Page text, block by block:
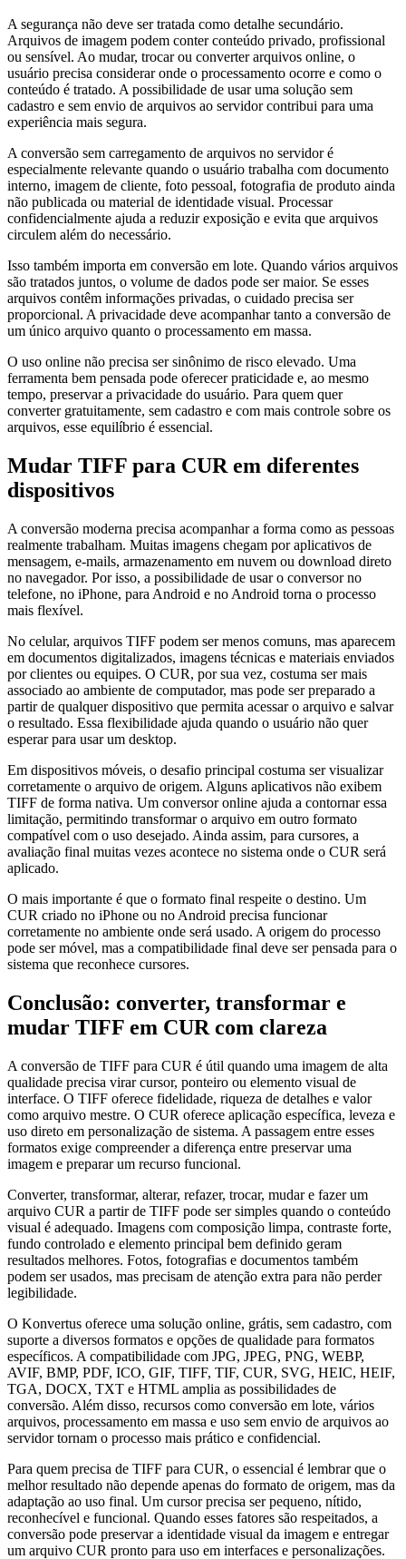
A segurança não deve ser tratada como detalhe secundário.
Arquivos de imagem podem conter conteúdo privado, profissional
ou sensível. Ao mudar, trocar ou converter arquivos online, o
usuário precisa considerar onde o processamento ocorre e como o
conteúdo é tratado. A possibilidade de usar uma solução sem
cadastro e sem envio de arquivos ao servidor contribui para uma
experiência mais segura.
A conversão sem carregamento de arquivos no servidor é
especialmente relevante quando o usuário trabalha com documento
interno, imagem de cliente, foto pessoal, fotografia de produto ainda
não publicada ou material de identidade visual. Processar
confidencialmente ajuda a reduzir exposição e evita que arquivos
circulem além do necessário.
Isso também importa em conversão em lote. Quando vários arquivos
são tratados juntos, o volume de dados pode ser maior. Se esses
arquivos contêm informações privadas, o cuidado precisa ser
proporcional. A privacidade deve acompanhar tanto a conversão de
um único arquivo quanto o processamento em massa.
O uso online não precisa ser sinônimo de risco elevado. Uma
ferramenta bem pensada pode oferecer praticidade e, ao mesmo
tempo, preservar a privacidade do usuário. Para quem quer
converter gratuitamente, sem cadastro e com mais controle sobre os
arquivos, esse equilíbrio é essencial.
Mudar TIFF para CUR em diferentes
dispositivos
A conversão moderna precisa acompanhar a forma como as pessoas
realmente trabalham. Muitas imagens chegam por aplicativos de
mensagem, e-mails, armazenamento em nuvem ou download direto
no navegador. Por isso, a possibilidade de usar o conversor no
telefone, no iPhone, para Android e no Android torna o processo
mais flexível.
No celular, arquivos TIFF podem ser menos comuns, mas aparecem
em documentos digitalizados, imagens técnicas e materiais enviados
por clientes ou equipes. O CUR, por sua vez, costuma ser mais
associado ao ambiente de computador, mas pode ser preparado a
partir de qualquer dispositivo que permita acessar o arquivo e salvar
o resultado. Essa flexibilidade ajuda quando o usuário não quer
esperar para usar um desktop.
Em dispositivos móveis, o desafio principal costuma ser visualizar
corretamente o arquivo de origem. Alguns aplicativos não exibem
TIFF de forma nativa. Um conversor online ajuda a contornar essa
limitação, permitindo transformar o arquivo em outro formato
compatível com o uso desejado. Ainda assim, para cursores, a
avaliação final muitas vezes acontece no sistema onde o CUR será
aplicado.
O mais importante é que o formato final respeite o destino. Um
CUR criado no iPhone ou no Android precisa funcionar
corretamente no ambiente onde será usado. A origem do processo
pode ser móvel, mas a compatibilidade final deve ser pensada para o
sistema que reconhece cursores.
Conclusão: converter, transformar e
mudar TIFF em CUR com clareza
A conversão de TIFF para CUR é útil quando uma imagem de alta
qualidade precisa virar cursor, ponteiro ou elemento visual de
interface. O TIFF oferece fidelidade, riqueza de detalhes e valor
como arquivo mestre. O CUR oferece aplicação específica, leveza e
uso direto em personalização de sistema. A passagem entre esses
formatos exige compreender a diferença entre preservar uma
imagem e preparar um recurso funcional.
Converter, transformar, alterar, refazer, trocar, mudar e fazer um
arquivo CUR a partir de TIFF pode ser simples quando o conteúdo
visual é adequado. Imagens com composição limpa, contraste forte,
fundo controlado e elemento principal bem definido geram
resultados melhores. Fotos, fotografias e documentos também
podem ser usados, mas precisam de atenção extra para não perder
legibilidade.
O Konvertus oferece uma solução online, grátis, sem cadastro, com
suporte a diversos formatos e opções de qualidade para formatos
específicos. A compatibilidade com JPG, JPEG, PNG, WEBP,
AVIF, BMP, PDF, ICO, GIF, TIFF, TIF, CUR, SVG, HEIC, HEIF,
TGA, DOCX, TXT e HTML amplia as possibilidades de
conversão. Além disso, recursos como conversão em lote, vários
arquivos, processamento em massa e uso sem envio de arquivos ao
servidor tornam o processo mais prático e confidencial.
Para quem precisa de TIFF para CUR, o essencial é lembrar que o
melhor resultado não depende apenas do formato de origem, mas da
adaptação ao uso final. Um cursor precisa ser pequeno, nítido,
reconhecível e funcional. Quando esses fatores são respeitados, a
conversão pode preservar a identidade visual da imagem e entregar
um arquivo CUR pronto para uso em interfaces e personalizações.